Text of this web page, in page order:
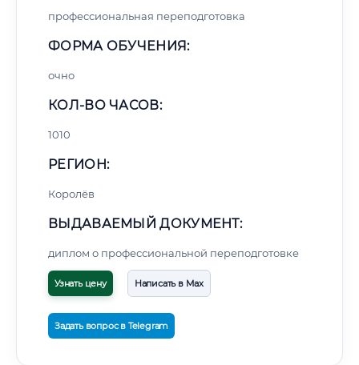
профессиональная переподготовка
ФОРМА ОБУЧЕНИЯ:
очно
КОЛ-ВО ЧАСОВ:
1010
РЕГИОН:
Королёв
ВЫДАВАЕМЫЙ ДОКУМЕНТ:
диплом о профессиональной переподготовке
Узнать цену Написать в Max
Задать вопрос в Telegram